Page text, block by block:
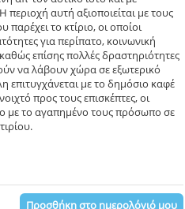
αυτή αξιοποιείται με τους
το κτίριο, οι οποίοι
για περίπατο, κοινωνική
επίσης πολλές δραστηριότητες
να λάβουν χώρα σε εξωτερικό
επιτυγχάνεται με το δημόσιο καφέ
προς τους επισκέπτες, οι
με το αγαπημένο τους πρόσωπο σε
Προσθήκη στο ημερολόγιό μου